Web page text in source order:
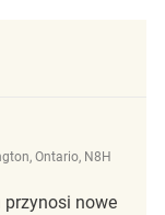
Ontario, N8H
przynosi nowe